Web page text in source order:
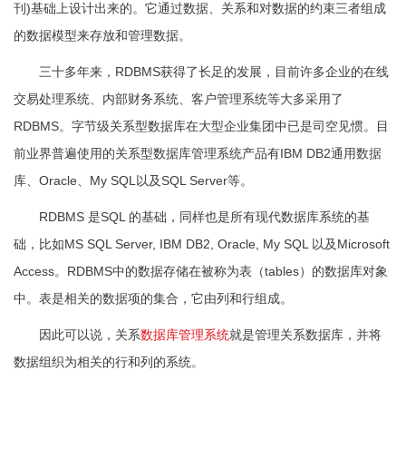
刊)基础上设计出来的。它通过数据、关系和对数据的约束三者组成
的数据模型来存放和管理数据。
三十多年来，RDBMS获得了长足的发展，目前许多企业的在线
交易处理系统、内部财务系统、客户管理系统等大多采用了
RDBMS。字节级关系型数据库在大型企业集团中已是司空见惯。目
前业界普遍使用的关系型数据库管理系统产品有IBM DB2通用数据
库、Oracle、My SQL以及SQL Server等。
RDBMS 是SQL 的基础，同样也是所有现代数据库系统的基
础，比如MS SQL Server, IBM DB2, Oracle, My SQL 以及Microsoft
Access。RDBMS中的数据存储在被称为表（tables）的数据库对象
中。表是相关的数据项的集合，它由列和行组成。
因此可以说，关系数据库管理系统就是管理关系数据库，并将
数据组织为相关的行和列的系统。